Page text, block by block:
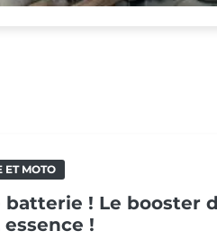
ET MOTO
batterie ! Le booster
essence !